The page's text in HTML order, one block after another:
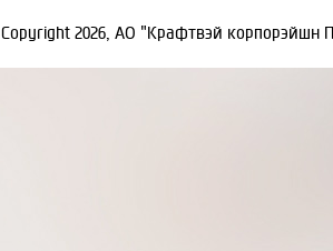
Copyright 2026, АО "Крафтвэй корпорэйшн